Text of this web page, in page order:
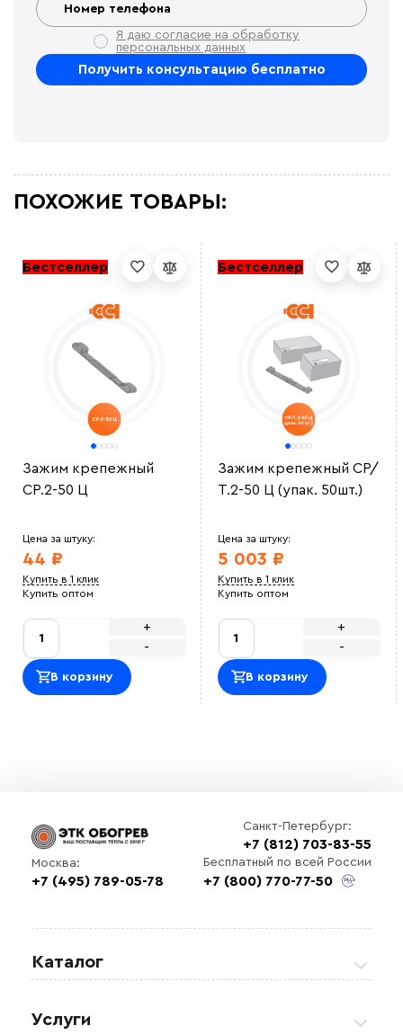
Я даю согласие на обработку
персональных данных
ПОХОЖИЕ ТОВАРЫ:
Бестселлер
Зажим крепежный
СР.2-50 Ц
Цена за штуку:
44 ₽
Купить в 1 клик
Купить оптом
-
+
В корзину
Бестселлер
Зажим крепежный СР/
Т.2-50 Ц (упак. 50шт.)
Цена за штуку:
5 003 ₽
Купить в 1 клик
Купить оптом
-
+
В корзину
Санкт-Петербург:
+7 (812) 703-83-55
Москва:
+7 (495) 789-05-78
Бесплатный по всей России
+7 (800) 770-77-50
Каталог
Услуги